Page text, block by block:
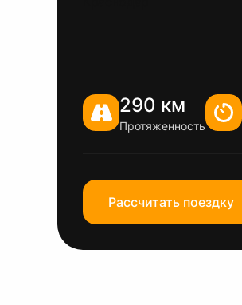
290 км
Протяженность
Рассчитать поездку